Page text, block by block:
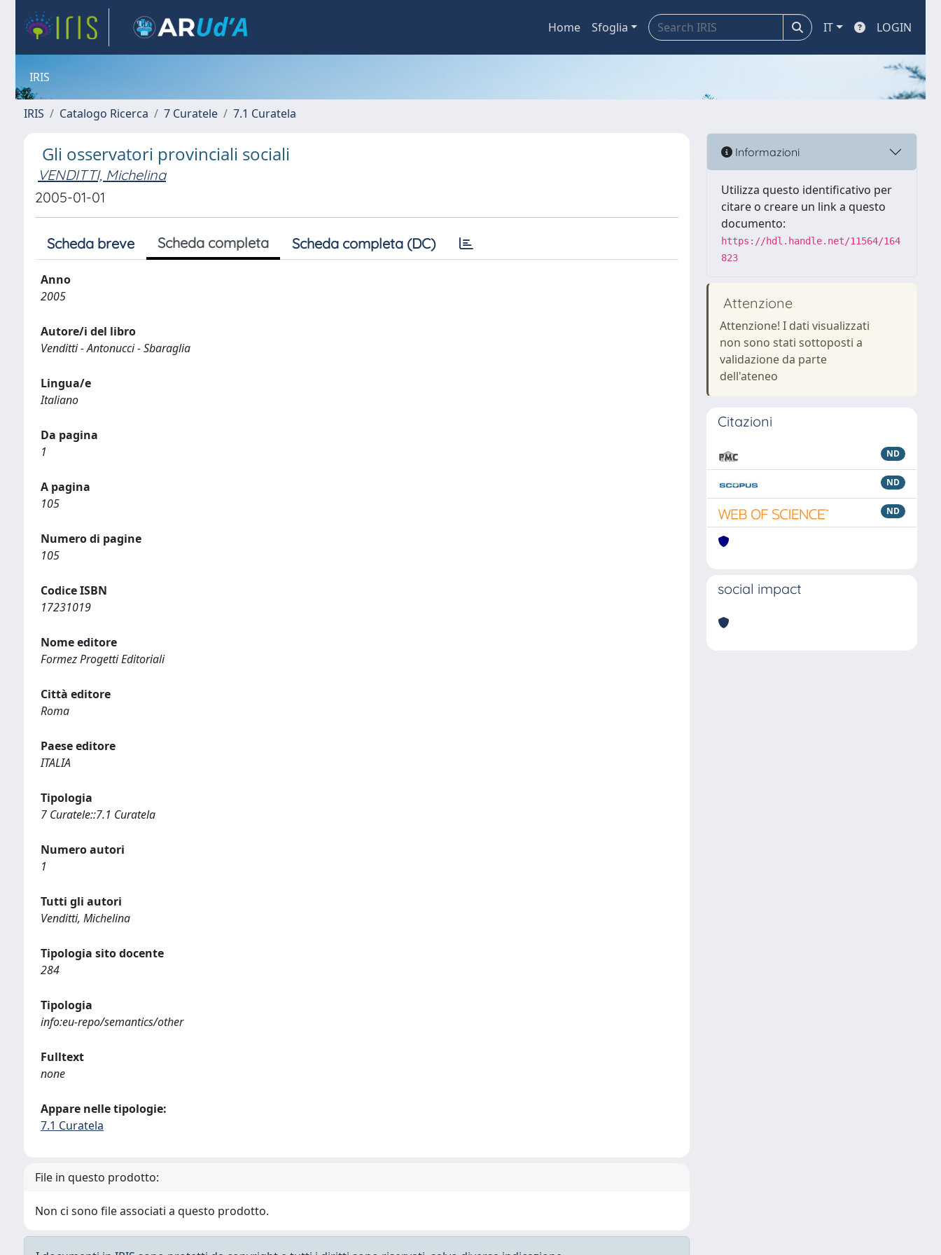
Home Sfoglia IT LOGIN
IRIS
IRIS Catalogo Ricerca 7 Curatele 7.1 Curatela
Gli osservatori provinciali sociali
VENDITTI, Michelina
2005-01-01
Scheda breve Scheda completa Scheda completa (DC)
Anno
2005
Autore/i del libro
Venditti - Antonucci - Sbaraglia
Lingua/e
Italiano
Da pagina
1
A pagina
105
Numero di pagine
105
Codice ISBN
17231019
Nome editore
Formez Progetti Editoriali
Città editore
Roma
Paese editore
ITALIA
Tipologia
7 Curatele::7.1 Curatela
Numero autori
1
Tutti gli autori
Venditti, Michelina
Tipologia sito docente
284
Tipologia
info:eu-repo/semantics/other
Fulltext
none
Appare nelle tipologie:
7.1 Curatela
File in questo prodotto:
Non ci sono file associati a questo prodotto.
Informazioni
Utilizza questo identificativo per
citare o creare un link a questo
documento:
https://hdl.handle.net/11564/164
823
Attenzione
Attenzione! I dati visualizzati
non sono stati sottoposti a
validazione da parte
dell'ateneo
Citazioni
ND
ND
ND
social impact